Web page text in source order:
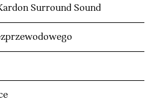
Surround Sound